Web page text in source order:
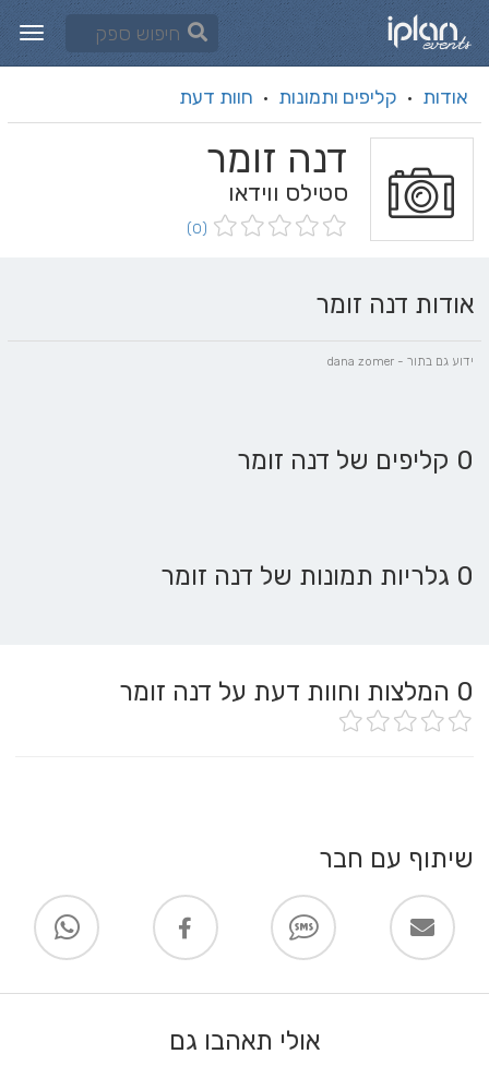
אודות · קליפים ותמונות · חוות דעת
דנה זומר
סטילס ווידאו
(0)
אודות דנה זומר
ידוע גם בתור - dana zomer
0 קליפים של דנה זומר
0 גלריות תמונות של דנה זומר
0 המלצות וחוות דעת על דנה זומר
שיתוף עם חבר
אולי תאהבו גם